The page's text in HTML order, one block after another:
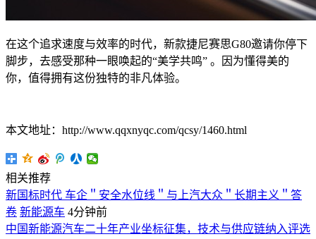
在这个追求速度与效率的时代，新款捷尼赛思G80邀请你停下
脚步，去感受那种一眼唤起的“美学共鸣” 。因为懂得美的
你，值得拥有这份独特的非凡体验。
本文地址：http://www.qqxnyqc.com/qcsy/1460.html
相关推荐
新国标时代 车企＂安全水位线＂与上汽大众＂长期主义＂答
卷 新能源车 4分钟前
中国新能源汽车二十年产业坐标征集，技术与供应链纳入评选